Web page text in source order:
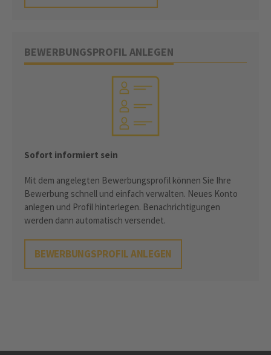
BEWERBUNGSPROFIL ANLEGEN
Sofort informiert sein
Mit dem angelegten Bewerbungsprofil können Sie Ihre
Bewerbung schnell und einfach verwalten. Neues Konto
anlegen und Profil hinterlegen. Benachrichtigungen
werden dann automatisch versendet.
BEWERBUNGSPROFIL ANLEGEN